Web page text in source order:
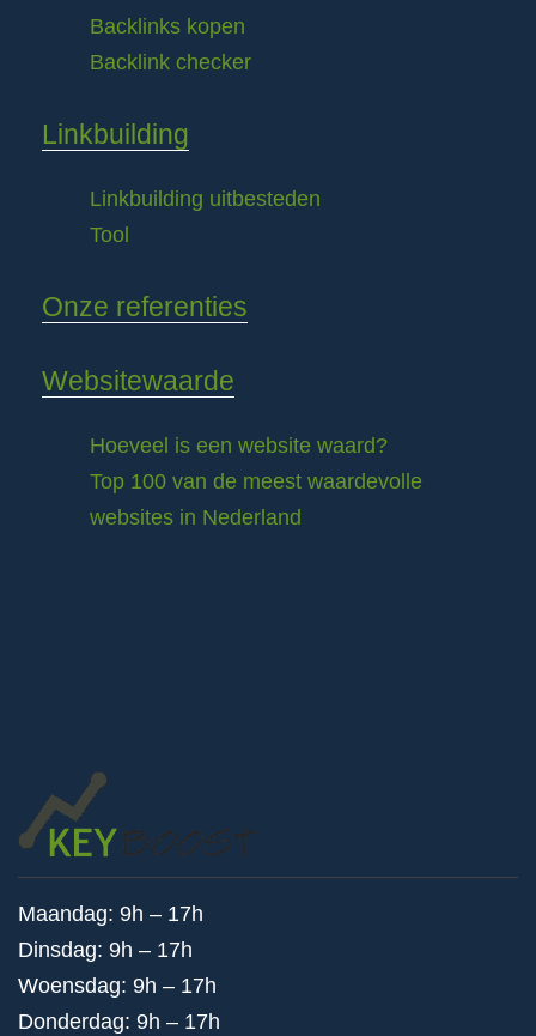
Backlinks kopen
Backlink checker
Linkbuilding
Linkbuilding uitbesteden
Tool
Onze referenties
Websitewaarde
Hoeveel is een website waard?
Top 100 van de meest waardevolle
websites in Nederland
Maandag: 9h – 17h
Dinsdag: 9h – 17h
Woensdag: 9h – 17h
Donderdag: 9h – 17h